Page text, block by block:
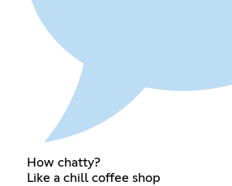
How chatty?
Like a chill coffee shop